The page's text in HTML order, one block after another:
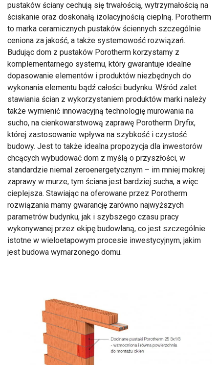
pustaków ściany cechują się trwałością, wytrzymałością na
ściskanie oraz doskonałą izolacyjnością cieplną. Porotherm
to marka ceramicznych pustaków ściennych szczególnie
ceniona za jakość, a także systemowość rozwiązań.
Budując dom z pustaków Porotherm korzystamy z
komplementarnego systemu, który gwarantuje idealne
dopasowanie elementów i produktów niezbędnych do
wykonania elementu bądź całości budynku. Wśród zalet
stawiania ścian z wykorzystaniem produktów marki należy
także wymienić innowacyjną technologię murowania na
sucho, na cienkowarstwową zaprawę Porotherm Dryfix,
której zastosowanie wpływa na szybkość i czystość
budowy. Jest to także idealna propozycja dla inwestorów
chcących wybudować dom z myślą o przyszłości, w
standardzie niemal zeroenergetycznym – im mniej mokrej
zaprawy w murze, tym ściana jest bardziej sucha, a więc
cieplejsza. Stawiając na oferowane przez Porotherm
rozwiązania mamy gwarancję zarówno najwyższych
parametrów budynku, jak i szybszego czasu pracy
wykonywanej przez ekipę budowlaną, co jest szczególnie
istotne w wieloetapowym procesie inwestycyjnym, jakim
jest budowa wymarzonego domu.